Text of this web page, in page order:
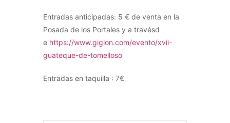
Entradas anticipadas: 5 € de venta en la
Posada de los Portales y a travésd
e https://www.giglon.com/evento/xvii-
guateque-de-tomelloso
Entradas en taquilla : 7€